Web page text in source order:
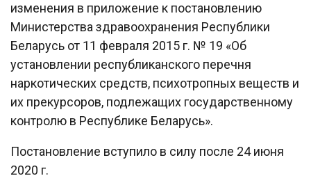
изменения в приложение к постановлению
Министерства здравоохранения Республики
Беларусь от 11 февраля 2015 г. № 19 «Об
установлении республиканского перечня
наркотических средств, психотропных веществ и
их прекурсоров, подлежащих государственному
контролю в Республике Беларусь».
Постановление вступило в силу после 24 июня
2020 г.